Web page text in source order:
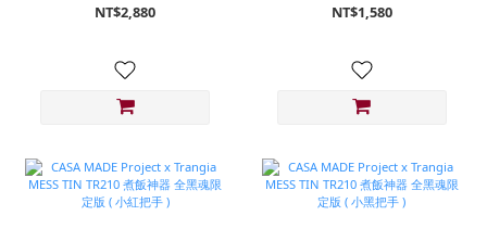
NT$2,880 NT$1,580